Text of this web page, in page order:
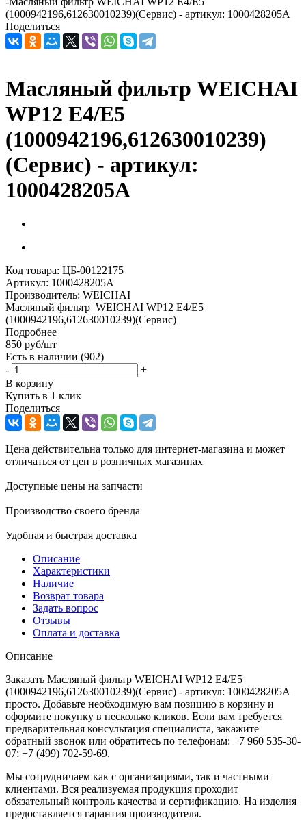
(1000942196,612630010239)(Сервис) - артикул: 1000428205A
Поделиться
Масляный фильтр WEICHAI
WP12 Е4/E5
(1000942196,612630010239)
(Сервис) - артикул:
1000428205A
Код товара: ЦБ-00122175
Артикул: 1000428205A
Производитель: WEICHAI
Масляный фильтр WEICHAI WP12 Е4/E5
(1000942196,612630010239)(Сервис)
Подробнее
850 руб/шт
Есть в наличии (902)
-
+
В корзину
Купить в 1 клик
Поделиться
Цена действительна только для интернет-магазина и может
отличаться от цен в розничных магазинах
Доступные цены на запчасти
Производство своего бренда
Удобная и быстрая доставка
Описание
Характеристики
Наличие
Возврат товара
Задать вопрос
Отзывы
Оплата и доставка
Описание
Заказать Масляный фильтр WEICHAI WP12 Е4/E5
(1000942196,612630010239)(Сервис) - артикул: 1000428205A
просто. Добавьте необходимую вам позицию в корзину и
оформите покупку в несколько кликов. Если вам требуется
предварительная консультация специалиста, закажите
обратный звонок или обратитесь по телефонам: +7 960 535-30-
07; +7 (499) 702-59-69.
Мы сотрудничаем как с организациями, так и частными
клиентами. Вся реализуемая продукция проходит
обязательный контроль качества и сертификацию. На изделия
предоставляется гарантия производителя.